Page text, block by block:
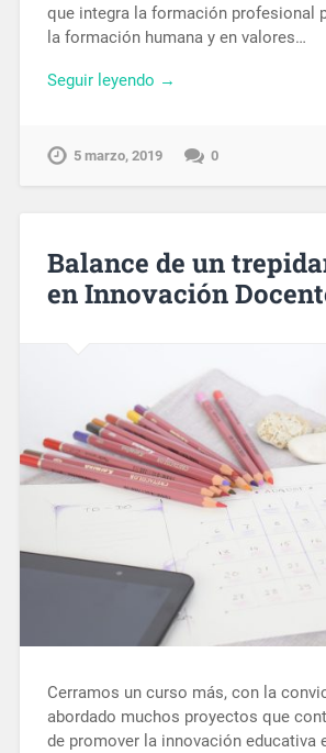
que integra la formación profesional
la formación humana y en valores…
Seguir leyendo →
5 marzo, 2019 0
Balance de un
en Innovación
Cerramos un curso más, con la
abordado muchos proyectos que
de promover la innovación educativa